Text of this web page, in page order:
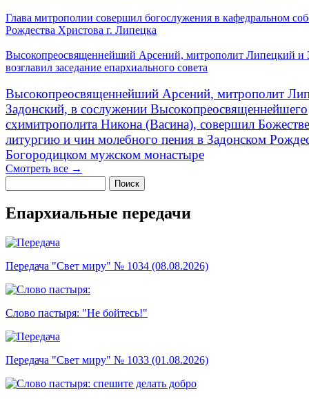
Глава митрополии совершил богослужения в кафедральном
Рождества Христова г. Липецка
Высокопреосвященнейший Арсений, митрополит Липецкий и
возглавил заседание епархиального совета
Высокопреосвященнейший Арсений, митрополит
Задонский, в сослужении Высокопреосвященнейшего
схимитрополита Никона (Васина), совершил
литургию и чин молебного пения в Задонском
Богородицком мужском монастыре
Смотреть все →
Поиск
Епархиальные передачи
Передача "Свет миру" № 1034 (08.08.2026)
Слово пастыря: "Не бойтесь!"
Передача "Свет миру" № 1033 (01.08.2026)